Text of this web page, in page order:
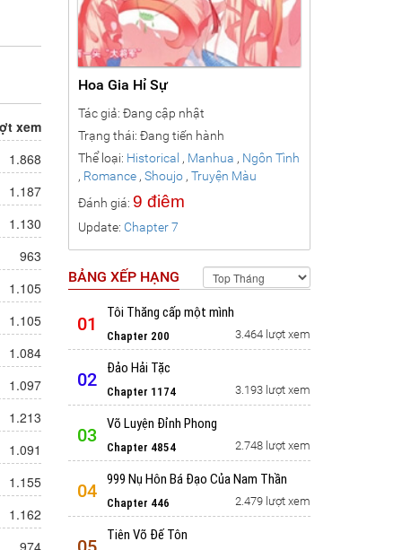
xem
1.868
1.187
1.130
963
1.105
1.105
1.084
1.097
1.213
1.091
1.155
1.162
974
Hoa Gia Hỉ Sự
Tác giả: Đang cập nhật
Trạng thái: Đang tiến hành
Thể loại: Historical , Manhua , Ngôn Tình
, Romance , Shoujo , Truyện Màu
Đánh giá: 9 điêm
Update: Chapter 7
BẢNG XẾP HẠNG
01
Tôi Thăng cấp một mình
Chapter 200 3.464 lượt xem
02
Đảo Hải Tặc
Chapter 1174 3.193 lượt xem
03
Võ Luyện Đỉnh Phong
Chapter 4854 2.748 lượt xem
04
999 Nụ Hôn Bá Đạo Của Nam Thần
Chapter 446 2.479 lượt xem
Tiên Võ Đế Tôn